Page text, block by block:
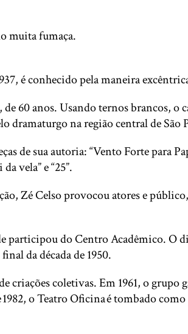
muita fumaça.
é conhecido pela maneira
60 anos. Usando ternos brancos, o
dramaturgo na região central de São
de sua autoria: “Vento Forte para
vela” e “25”.
Zé Celso provocou atores e
participou do Centro Acadêmico.
da década de 1950.
coletivas. Em 1961, o grupo
o Teatro Oficina é tombado